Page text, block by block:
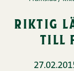
riktig
till